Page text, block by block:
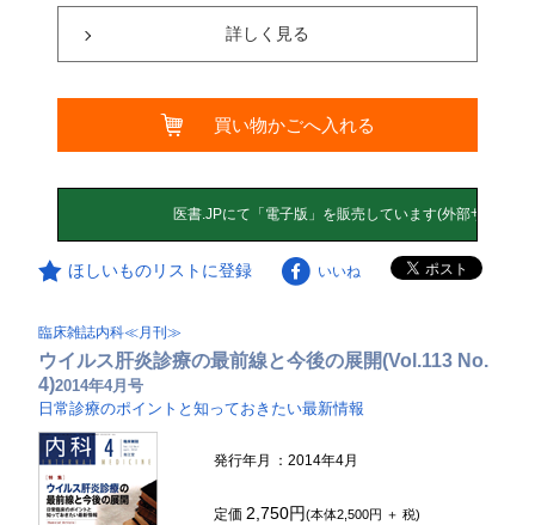
詳しく見る
買い物かごへ入れる
ほしいものリストに登録 いいね
臨床雑誌内科≪月刊≫
ウイルス肝炎診療の最前線と今後の展開(Vol.113 No.
4)2014年4月号
日常診療のポイントと知っておきたい最新情報
発行年月 ：2014年4月
定価2,750円(本体2,500円 ＋ 税)